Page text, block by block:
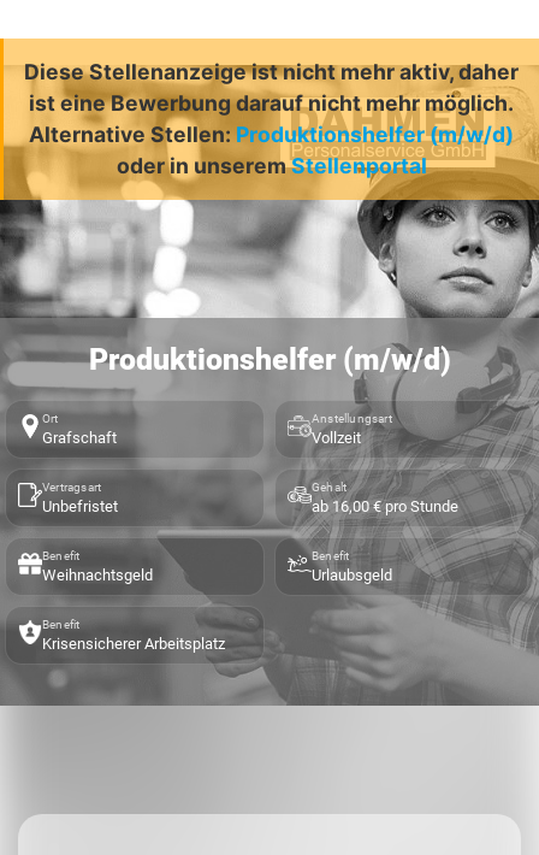
Diese Stellenanzeige ist nicht mehr aktiv, daher
ist eine Bewerbung darauf nicht mehr möglich.
Alternative Stellen: Produktionshelfer (m/w/d)
oder in unseremStellenportal
Produktionshelfer (m/w/d)
Ort
Grafschaft
Anstellungsart
Vollzeit
Vertragsart
Unbefristet
Gehalt
ab 16,00 € pro Stunde
Benefit
Weihnachtsgeld
Benefit
Urlaubsgeld
Benefit
Krisensicherer Arbeitsplatz